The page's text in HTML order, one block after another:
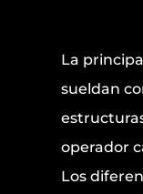
La
sueldan
operador
Los